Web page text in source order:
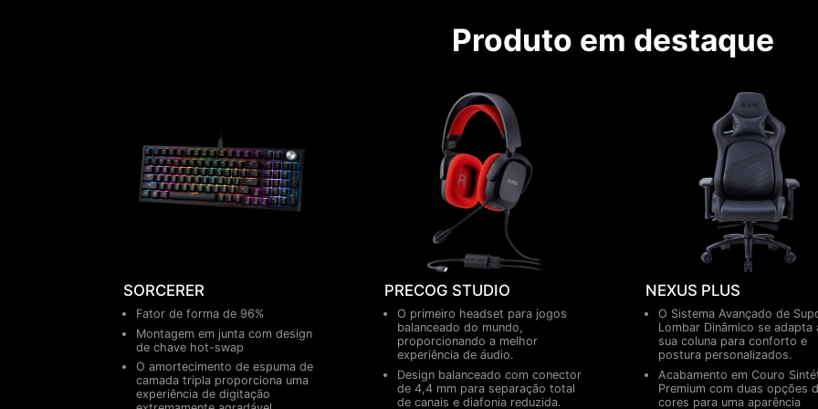
Produto em destaque
SORCERER
Fator de forma de 96%
Montagem em junta com design
de chave hot-swap
O amortecimento de espuma de
camada tripla proporciona uma
experiência de digitação
PRECOG STUDIO
O primeiro headset para jogos
balanceado do mundo,
proporcionando a melhor
experiência de áudio.
Design balanceado com conector
de 4,4 mm para separação total
de canais e diafonia reduzida.
NEXUS PLUS
O Sistema Avançado de
Lombar Dinâmico se adapta
sua coluna para conforto e
postura personalizados.
Acabamento em Couro
Premium com duas opções
cores para uma aparência